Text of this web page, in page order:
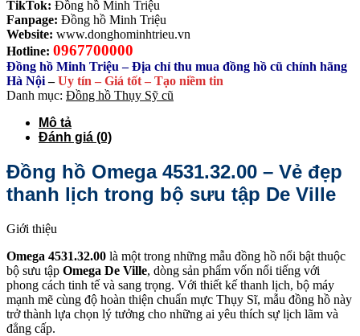
TikTok: Đồng hồ Minh Triệu
Fanpage: Đồng hồ Minh Triệu
Website: www.donghominhtrieu.vn
Hotline: 0967700000
Đồng hồ Minh Triệu – Địa chỉ thu mua đồng hồ cũ chính hãng
Hà Nội–Uy tín – Giá tốt – Tạo niềm tin
Danh mục: Đồng hồ Thụy Sỹ cũ
Mô tả
Đánh giá (0)
Đồng hồ Omega 4531.32.00 – Vẻ đẹp
thanh lịch trong bộ sưu tập De Ville
Giới thiệu
Omega 4531.32.00 là một trong những mẫu đồng hồ nổi bật thuộc
bộ sưu tập Omega De Ville, dòng sản phẩm vốn nổi tiếng với
phong cách tinh tế và sang trọng. Với thiết kế thanh lịch, bộ máy
mạnh mẽ cùng độ hoàn thiện chuẩn mực Thụy Sĩ, mẫu đồng hồ này
trở thành lựa chọn lý tưởng cho những ai yêu thích sự lịch lãm và
đẳng cấp.